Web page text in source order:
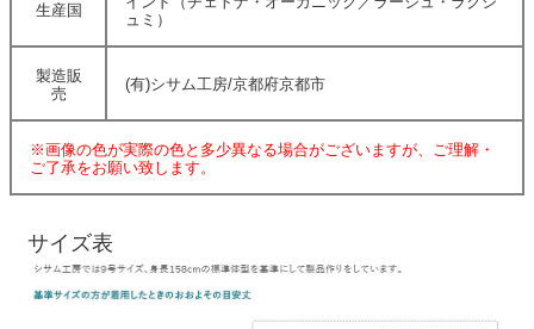
生産国
ュミ）
製造販
売
(有)シサム工房/京都府京都市
※画像の色が実際の色と多少異なる場合がございますが、ご理解・
ご了承をお願い致します。
サイズ表